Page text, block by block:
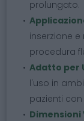
prolungato.
inserzione
procedura
Adatto per
l'uso in
pazienti
Dimensioni